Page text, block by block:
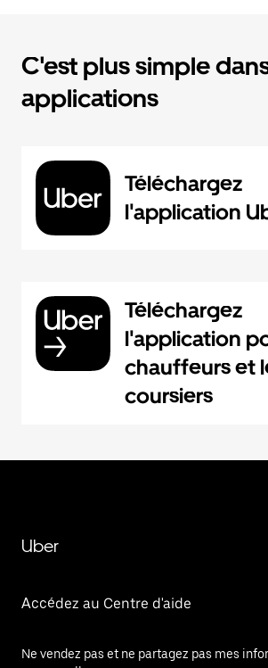
C'est plus simple
applications
Téléchargez
l'application
Téléchargez
l'application
chauffeurs et
coursiers
Uber
Accédez au Centre d'aide
Ne vendez pas et ne partagez pas mes